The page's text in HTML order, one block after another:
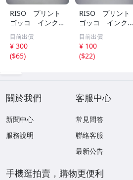
RISO プリント
ゴッコ インク
橙 新品未使用品
目前出價
¥ 300
($65)
RISO プリント
ゴッコ インク
蛍光グリーン 新
品未使用品
目前出價
¥ 100
($22)
關於我們
新聞中心
服務說明
客服中心
常見問答
聯絡客服
最新公告
手機逛拍賣，購物更便利